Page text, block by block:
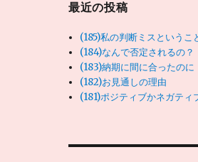
最近の投稿
(185)私の判断ミスというこ
(184)なんで否定されるの？
(183)納期に間に合ったのに
(182)お見通しの理由
(181)ポジティブかネガティ